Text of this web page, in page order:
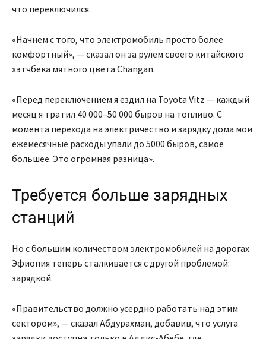
что переключился.
«Начнем с того, что электромобиль просто более
комфортный», — сказал он за рулем своего китайского
хэтчбека мятного цвета Changan.
«Перед переключением я ездил на Toyota Vitz — каждый
месяц я тратил 40 000–50 000 быров на топливо. С
момента перехода на электричество и зарядку дома мои
ежемесячные расходы упали до 5000 быров, самое
большее. Это огромная разница».
Требуется больше зарядных
станций
Но с большим количеством электромобилей на дорогах
Эфиопия теперь сталкивается с другой проблемой:
зарядкой.
«Правительство должно усердно работать над этим
сектором», — сказал Абдурахман, добавив, что услуга